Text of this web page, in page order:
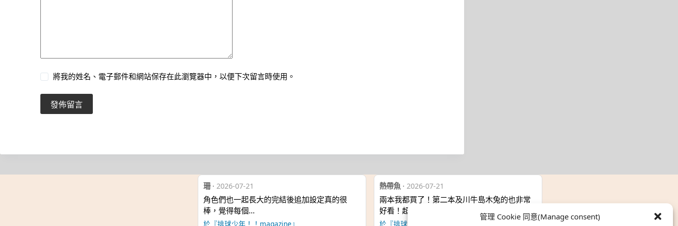
管理 Cookie 同意(Manage consent)
將我的姓名、電子郵件和網站保存在此瀏覽器中，以便下次留言時使用。
發佈留言
珊· 2026-07-21
角色們也一起長大的完結後追加設定真的很
棒，覺得每個…
於『排球少年！！magazine』
熱帶魚· 2026-07-21
兩本我都買了！第二本及川牛島木兔的也非常
好看！超級…
於『排球少年！！magazine』